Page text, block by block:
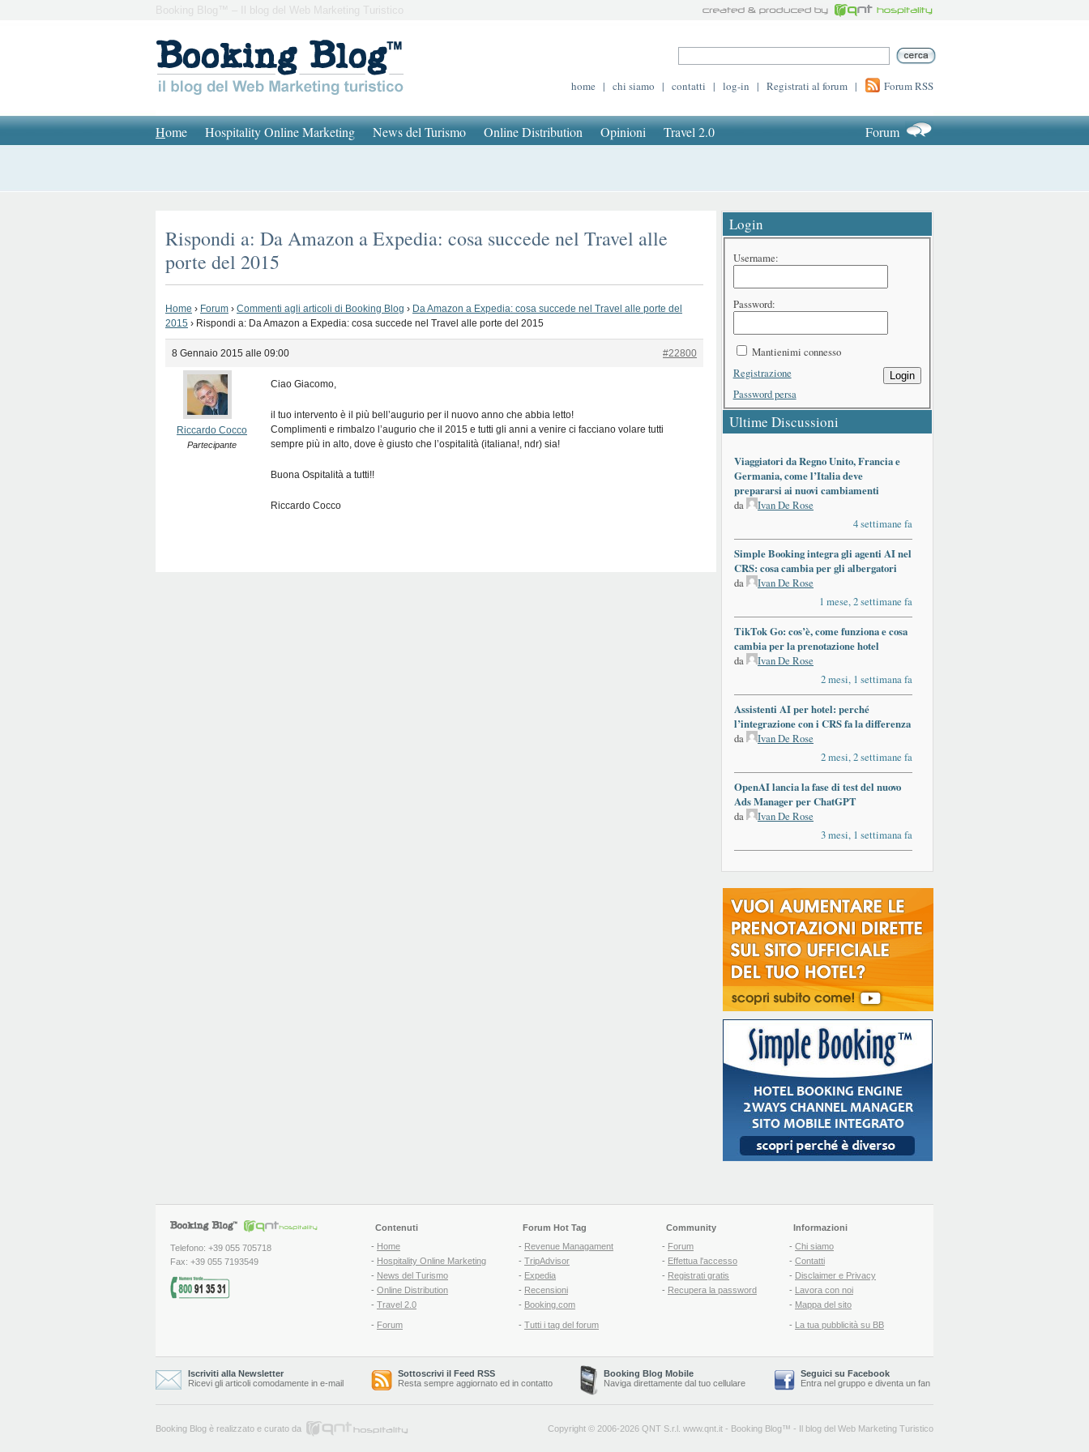
Booking Blog™ – Il blog del Web Marketing Turistico
home | chi siamo | contatti | log-in | Registrati al forum | Forum RSS
Home Hospitality Online Marketing News del Turismo Online Distribution Opinioni Travel 2.0 Forum
Rispondi a: Da Amazon a Expedia: cosa succede nel Travel alle
porte del 2015
Home › Forum › Commenti agli articoli di Booking Blog › Da Amazon a Expedia: cosa succede nel Travel alle porte del
2015 › Rispondi a: Da Amazon a Expedia: cosa succede nel Travel alle porte del 2015
8 Gennaio 2015 alle 09:00 #22800
Riccardo Cocco
Partecipante
Ciao Giacomo,
il tuo intervento è il più bell’augurio per il nuovo anno che abbia letto!
Complimenti e rimbalzo l’augurio che il 2015 e tutti gli anni a venire ci facciano volare tutti
sempre più in alto, dove è giusto che l’ospitalità (italiana!, ndr) sia!
Buona Ospitalità a tutti!!
Riccardo Cocco
Login
Username:
Password:
Mantienimi connesso
Login
Registrazione
Password persa
Ultime Discussioni
Viaggiatori da Regno Unito, Francia e
Germania, come l’Italia deve
prepararsi ai nuovi cambiamenti
da
Ivan De Rose
4 settimane fa
Simple Booking integra gli agenti AI nel
CRS: cosa cambia per gli albergatori
da
Ivan De Rose
1 mese, 2 settimane fa
TikTok Go: cos’è, come funziona e cosa
cambia per la prenotazione hotel
da
Ivan De Rose
2 mesi, 1 settimana fa
Assistenti AI per hotel: perché
l’integrazione con i CRS fa la differenza
da
Ivan De Rose
2 mesi, 2 settimane fa
OpenAI lancia la fase di test del nuovo
Ads Manager per ChatGPT
da
Ivan De Rose
3 mesi, 1 settimana fa
Telefono: +39 055 705718
Fax: +39 055 7193549
Contenuti
- Home
- Hospitality Online Marketing
- News del Turismo
- Online Distribution
- Travel 2.0
- Forum
Forum Hot Tag
- Revenue Managament
- TripAdvisor
- Expedia
- Recensioni
- Booking.com
- Tutti i tag del forum
Community
- Forum
- Effettua l'accesso
- Registrati gratis
- Recupera la password
Informazioni
- Chi siamo
- Contatti
- Disclaimer e Privacy
- Lavora con noi
- Mappa del sito
- La tua pubblicità su BB
Iscriviti alla Newsletter
Ricevi gli articoli comodamente in e-mail
Sottoscrivi il Feed RSS
Resta sempre aggiornato ed in contatto
Booking Blog Mobile
Naviga direttamente dal tuo cellulare
Seguici su Facebook
Entra nel gruppo e diventa un fan
Booking Blog è realizzato e curato da Copyright © 2006-2026 QNT S.r.l. www.qnt.it - Booking Blog™ - Il blog del Web Marketing Turistico